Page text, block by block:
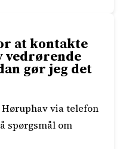
at kontakte
vedrørende
gør jeg det
via telefon
spørgsmål om